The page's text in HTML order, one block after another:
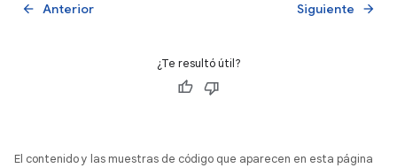
Anterior
arrow_back Siguiente arrow_forward
¿Te resultó útil?
El contenido y las muestras de código que aparecen en esta página